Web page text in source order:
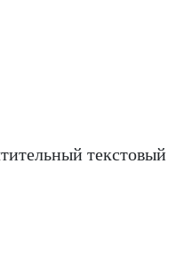
текстовый